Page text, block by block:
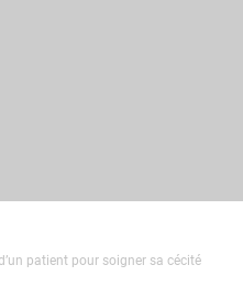
patient pour soigner sa cécité